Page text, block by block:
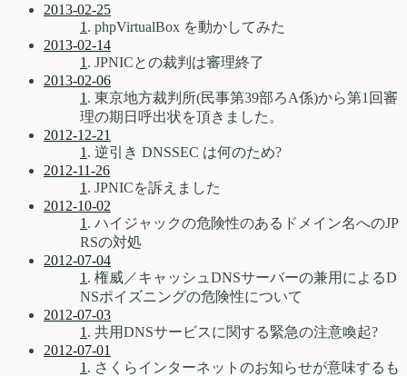
2013-02-25
1 . phpVirtualBox を動かしてみた
2013-02-14
1 . JPNICとの裁判は審理終了
2013-02-06
1 . 東京地方裁判所(民事第39部ろA係)から第1回審
理の期日呼出状を頂きました。
2012-12-21
1 . 逆引き DNSSEC は何のため?
2012-11-26
1 . JPNICを訴えました
2012-10-02
1 . ハイジャックの危険性のあるドメイン名へのJP
RSの対処
2012-07-04
1 . 権威／キャッシュDNSサーバーの兼用によるD
NSポイズニングの危険性について
2012-07-03
1 . 共用DNSサービスに関する緊急の注意喚起?
2012-07-01
1 . さくらインターネットのお知らせが意味するも